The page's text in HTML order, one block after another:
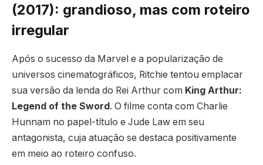
(2017): grandioso, mas com roteiro
irregular
Após o sucesso da Marvel e a popularização de
universos cinematográficos, Ritchie tentou emplacar
sua versão da lenda do Rei Arthur com King Arthur:
Legend of the Sword. O filme conta com Charlie
Hunnam no papel-título e Jude Law em seu
antagonista, cuja atuação se destaca positivamente
em meio ao roteiro confuso.